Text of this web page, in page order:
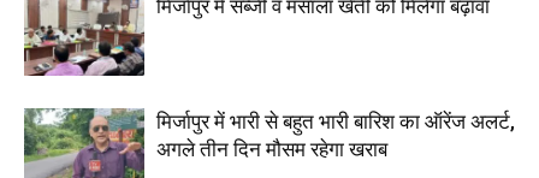
मिर्जापुर में सब्जी व मसाला खेती को मिलेगा बढ़ावा
मिर्जापुर में भारी से बहुत भारी बारिश का ऑरेंज अलर्ट,
अगले तीन दिन मौसम रहेगा खराब